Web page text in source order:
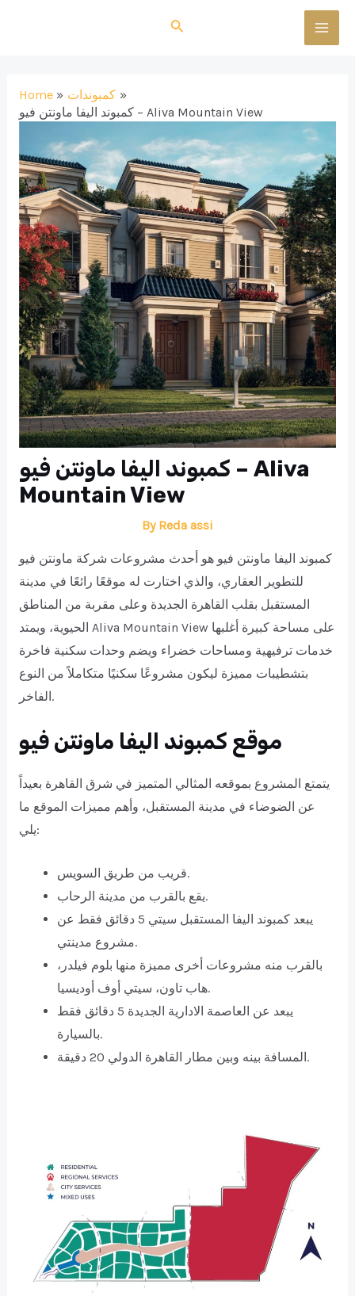
Search
Home
كمبوندات
كمبوند اليفا ماونتن فيو – Aliva Mountain View
كمبوند اليفا ماونتن فيو – Aliva
Mountain View
By Reda assi
كمبوند اليفا ماونتن فيو هو أحدث مشروعات شركة ماونتن فيو
للتطوير العقاري، والذي اختارت له موقعًا رائعًا في مدينة
المستقبل بقلب القاهرة الجديدة وعلى مقربة من المناطق
الحيوية، ويمتد Aliva Mountain View على مساحة كبيرة أغلبها
خدمات ترفيهية ومساحات خضراء ويضم وحدات سكنية فاخرة
بتشطيبات مميزة ليكون مشروعًا سكنيًا متكاملاً من النوع
الفاخر.
موقع كمبوند اليفا ماونتن فيو
يتمتع المشروع بموقعه المثالي المتميز في شرق القاهرة بعيداً
عن الضوضاء في مدينة المستقبل، وأهم مميزات الموقع ما
يلي:
قريب من طريق السويس.
يقع بالقرب من مدينة الرحاب.
يبعد كمبوند اليفا المستقبل سيتي 5 دقائق فقط عن
مشروع مدينتي.
بالقرب منه مشروعات أخرى مميزة منها بلوم فيلدر،
هاب تاون، سيتي أوف أوديسيا.
يبعد عن العاصمة الادارية الجديدة 5 دقائق فقط
بالسيارة.
المسافة بينه وبين مطار القاهرة الدولي 20 دقيقة.